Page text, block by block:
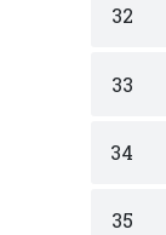
32
33
34
35